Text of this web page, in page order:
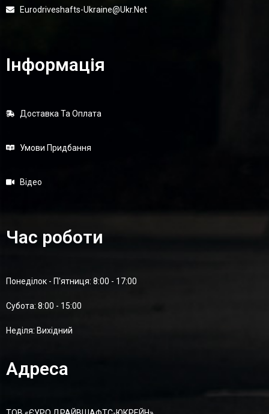
Eurodriveshafts-Ukraine@ukr.net
Інформація
Доставка Та Оплата
Умови Придбання
Відео
Час роботи
Понеділок - П'ятниця: 8:00 - 17:00
Суботa: 8:00 - 15:00
Неділя: Вихідний
Адреса